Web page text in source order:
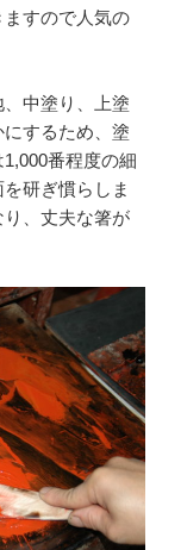
すので人気の
中塗り、上塗
するため、塗
番程度の細
研ぎ慣らしま
、丈夫な箸が